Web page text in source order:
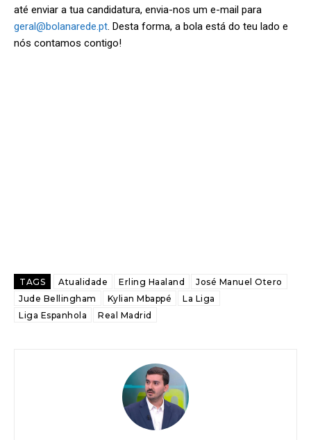
até enviar a tua candidatura, envia-nos um e-mail para
geral@bolanarede.pt. Desta forma, a bola está do teu lado e
nós contamos contigo!
TAGS Atualidade Erling Haaland
José Manuel Otero
Jude Bellingham
Kylian Mbappé
La Liga
Liga Espanhola
Real Madrid